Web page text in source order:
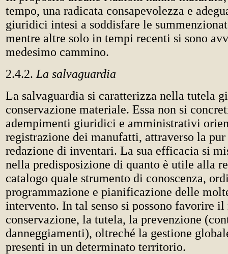
tempo, una radicata consapevolezza e
giuridici intesi a soddisfare le
mentre altre solo in tempi recenti si sono
medesimo cammino.
2.4.2. La salvaguardia
La salvaguardia si caratterizza nella tutela
conservazione materiale. Essa non si
adempimenti giuridici e amministrativi
registrazione dei manufatti, attraverso la pur
redazione di inventari. La sua efficacia si
nella predisposizione di quanto è utile alla
catalogo quale strumento di conoscenza,
programmazione e pianificazione delle
intervento. In tal senso si possono favorire il
conservazione, la tutela, la prevenzione
danneggiamenti), oltreché la gestione
presenti in un determinato territorio.